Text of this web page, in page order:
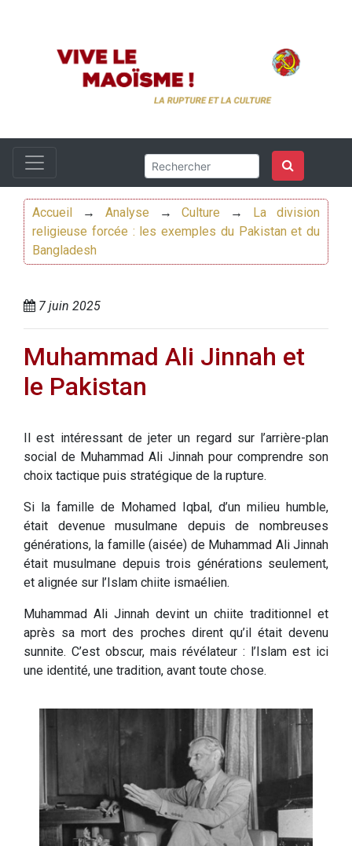
Accueil → Analyse →Culture →
La division
religieuse forcée : les exemples du Pakistan et du
Bangladesh
7 juin 2025
Muhammad Ali Jinnah et
le Pakistan
Il est intéressant de jeter un regard sur l’arrière-plan
social de Muhammad Ali Jinnah pour comprendre son
choix tactique puis stratégique de la rupture.
Si la famille de Mohamed Iqbal, d’un milieu humble,
était devenue musulmane depuis de nombreuses
générations, la famille (aisée) de Muhammad Ali Jinnah
était musulmane depuis trois générations seulement,
et alignée sur l’Islam chiite ismaélien.
Muhammad Ali Jinnah devint un chiite traditionnel et
après sa mort des proches dirent qu’il était devenu
sunnite. C’est obscur, mais révélateur : l’Islam est ici
une identité, une tradition, avant toute chose.